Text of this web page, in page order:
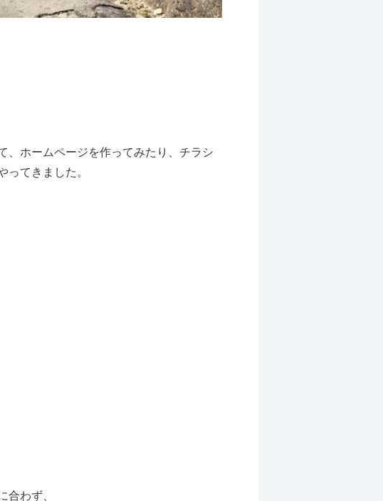
、ホームページを作ってみたり、チラシ
ってきました。
合わず、